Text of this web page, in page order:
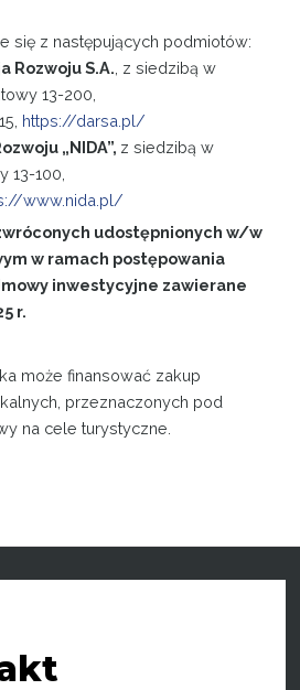
się z następujących podmiotów:
Rozwoju S.A. , z siedzibą w
13-200,
https://darsa.pl/
„NIDA”, z siedzibą w
13-100,
www.nida.pl/
udostępnionych w/w
w ramach postępowania
inwestycyjne zawierane
r.
może finansować zakup
przeznaczonych pod
na cele turystyczne.